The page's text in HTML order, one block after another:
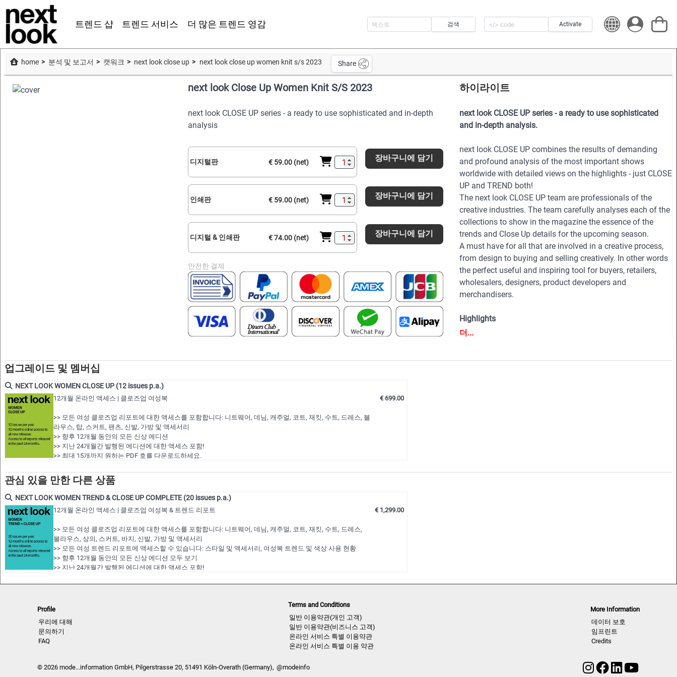
트렌드 샵 트렌드 서비스 더 많은 트렌드 영감 검색 Activate
home 분석 및 보고서 캣워크 next look close up next look close up women knit s/s 2023 Share
next look Close Up Women Knit S/S 2023
next look CLOSE UP series - a ready to use sophisticated and in-depth
analysis
디지털판 € 59.00 (net) 장바구니에 담기
인쇄판 € 59.00 (net) 장바구니에 담기
디지털 & 인쇄판 € 74.00 (net) 장바구니에 담기
안전한 결제
하이라이트
next look CLOSE UP series - a ready to use sophisticated
and in-depth analysis.
next look CLOSE UP combines the results of demanding
and profound analysis of the most important shows
worldwide with detailed views on the highlights - just CLOSE
UP and TREND both!
The next look CLOSE UP team are professionals of the
creative industries. The team carefully analyses each of the
collections to show in the magazine the essence of the
trends and Close Up details for the upcoming season.
A must have for all that are involved in a creative process,
from design to buying and selling creatively. In other words
the perfect useful and inspiring tool for buyers, retailers,
wholesalers, designers, product developers and
merchandisers.
Highlights
• Different services available for Menswear, womenswear
더...
업그레이드 및 멤버십
NEXT LOOK WOMEN CLOSE UP (12 issues p.a.)
12개월 온라인 액세스 | 클로즈업 여성복
>> 모든 여성 클로즈업 리포트에 대한 액세스를 포함합니다: 니트웨어, 데님, 캐주얼, 코트, 재킷, 수트, 드레스, 블
라우스, 탑, 스커트, 팬츠, 신발, 가방 및 액세서리
>> 향후 12개월 동안의 모든 신상 에디션
>> 지난 24개월간 발행된 에디션에 대한 액세스 포함!
>> 최대 15개까지 원하는 PDF 호를 다운로드하세요.
€ 699.00
관심 있을 만한 다른 상품
NEXT LOOK WOMEN TREND & CLOSE UP COMPLETE (20 issues p.a.)
12개월 온라인 액세스 | 클로즈업 여성복 & 트렌드 리포트
>> 모든 여성 클로즈업 리포트에 대한 액세스를 포함합니다: 니트웨어, 데님, 캐주얼, 코트, 재킷, 수트, 드레스,
블라우스, 상의, 스커트, 바지, 신발, 가방 및 액세서리
>> 모든 여성 트렌드 리포트에 액세스할 수 있습니다: 스타일 및 액세서리, 여성복 트렌드 및 색상 사용 현황
>> 향후 12개월 동안의 모든 신상 에디션 모두 보기
>> 지난 24개월간 발행된 에디션에 대한 액세스 포함!
>> 12개월 멤버십 기간 동안 모든 보고서 보기…
€ 1,299.00
Profile
우리에 대해
문의하기
FAQ
Terms and Conditions
일반 이용약관(개인 고객)
일반 이용약관(비즈니스 고객)
온라인 서비스 특별 이용약관
온라인 서비스 특별 이용 약관
More Information
데이터 보호
임프린트
Credits
© 2026 mode...information GmbH, Pilgerstrasse 20, 51491 Köln-Overath (Germany), @modeinfo